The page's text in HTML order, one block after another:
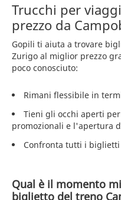
Trucchi per
prezzo da
Gopili ti aiuta a trovare
Zurigo al miglior prezzo
poco conosciuto:
Rimani flessibile in
Tieni gli occhi aperti
promozionali e l'apertura
Confronta tutti i
Qual è il momento
biglietto del treno